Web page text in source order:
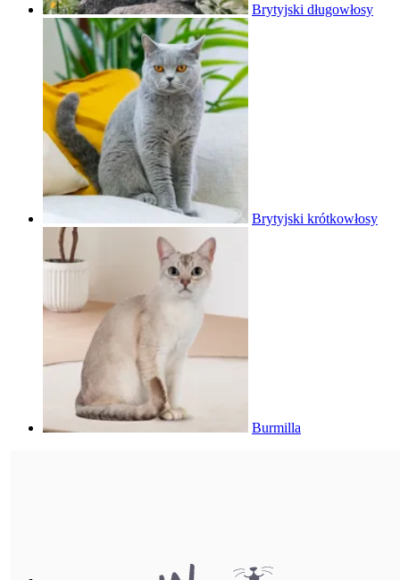
Brytyjski długowłosy
Brytyjski krótkowłosy
Burmilla